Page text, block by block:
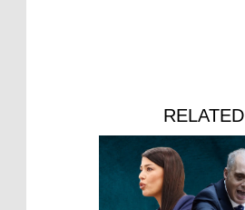
RELATED